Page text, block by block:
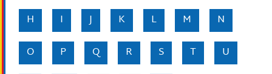
H
I J K L M
N
O
P Q R S T
U